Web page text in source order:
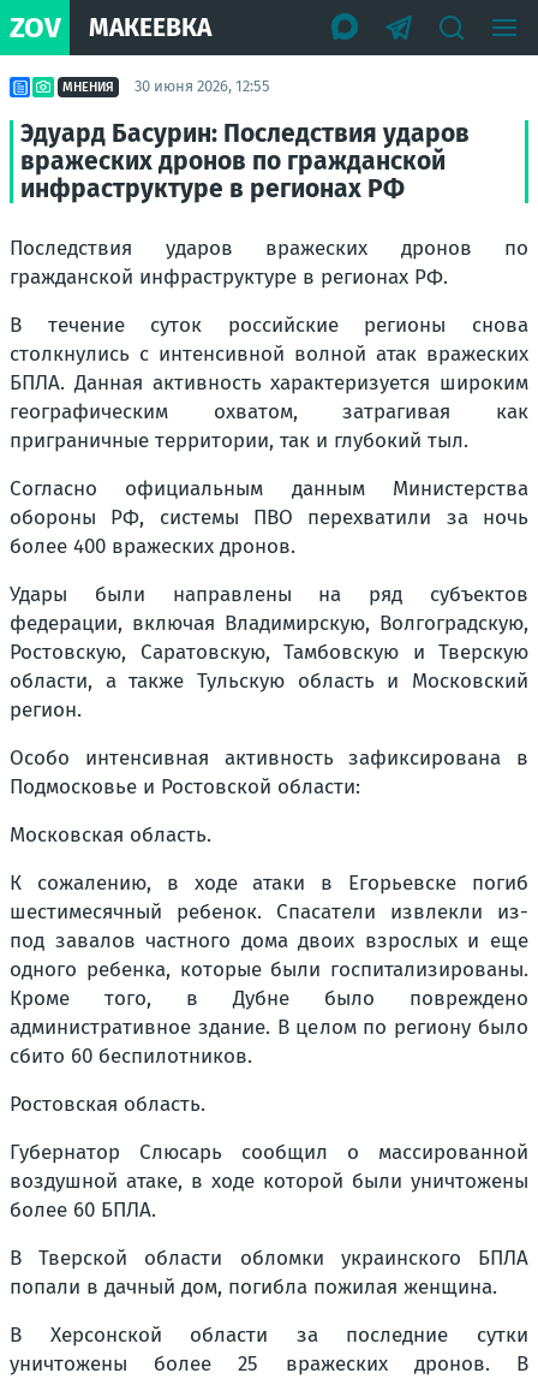
ZOV МАКЕЕВКА
МНЕНИЯ 30 июня 2026, 12:55
Эдуард Басурин: Последствия ударов
вражеских дронов по гражданской
инфраструктуре в регионах РФ
Последствия ударов вражеских дронов по
гражданской инфраструктуре в регионах РФ.
В течение суток российские регионы снова
столкнулись с интенсивной волной атак вражеских
БПЛА. Данная активность характеризуется широким
географическим охватом, затрагивая как
приграничные территории, так и глубокий тыл.
Согласно официальным данным Министерства
обороны РФ, системы ПВО перехватили за ночь
более 400 вражеских дронов.
Удары были направлены на ряд субъектов
федерации, включая Владимирскую, Волгоградскую,
Ростовскую, Саратовскую, Тамбовскую и Тверскую
области, а также Тульскую область и Московский
регион.
Особо интенсивная активность зафиксирована в
Подмосковье и Ростовской области:
Московская область.
К сожалению, в ходе атаки в Егорьевске погиб
шестимесячный ребенок. Спасатели извлекли из-
под завалов частного дома двоих взрослых и еще
одного ребенка, которые были госпитализированы.
Кроме того, в Дубне было повреждено
административное здание. В целом по региону было
сбито 60 беспилотников.
Ростовская область.
Губернатор Слюсарь сообщил о массированной
воздушной атаке, в ходе которой были уничтожены
более 60 БПЛА.
В Тверской области обломки украинского БПЛА
попали в дачный дом, погибла пожилая женщина.
В Херсонской области за последние сутки
уничтожены более 25 вражеских дронов. В